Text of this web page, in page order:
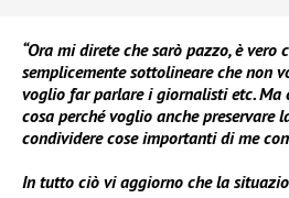
“Ora mi direte che sarò pazzo, è vero
semplicemente sottolineare che non
voglio far parlare i giornalisti etc. Ma
cosa perché voglio anche preservare
condividere cose importanti di me
In tutto ciò vi aggiorno che la